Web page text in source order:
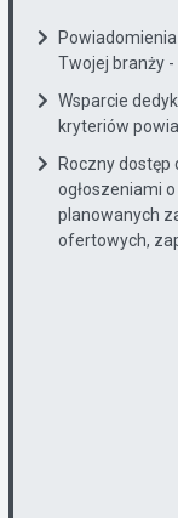
Twojej branży
Wsparcie
kryteriów
Roczny
ogłoszeniami
planowanych
ofertowych,